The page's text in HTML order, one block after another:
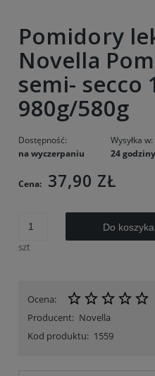
Pomidory
Novella
semi- secco
980g/580g
Dostępność:
na wyczerpaniu
Wysyłka w:
24 godziny
Cena: 37,90 ZŁ
szt
Do koszyka
Ocena:
Producent: Novella
Kod produktu: 1559